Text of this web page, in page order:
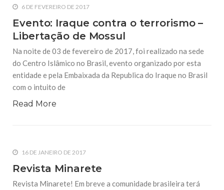
6 DE FEVEREIRO DE 2017
Evento: Iraque contra o terrorismo –
Libertação de Mossul
Na noite de 03 de fevereiro de 2017, foi realizado na sede
do Centro Islâmico no Brasil, evento organizado por esta
entidade e pela Embaixada da Republica do Iraque no Brasil
com o intuito de
Read More
16 DE JANEIRO DE 2017
Revista Minarete
Revista Minarete! Em breve a comunidade brasileira terá